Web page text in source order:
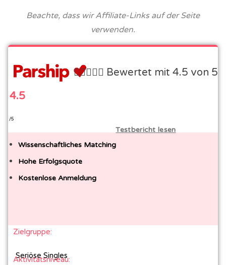
Beachte, dass wir Affiliate-Links auf der Seite
verwenden.
 Bewertet mit 4.5 von 5
4.5
/5
Testbericht lesen
Wissenschaftliches Matching
Hohe Erfolgsquote
Kostenlose Anmeldung
Zielgruppe:
Seriöse Singles
Aktivitätsniveau: